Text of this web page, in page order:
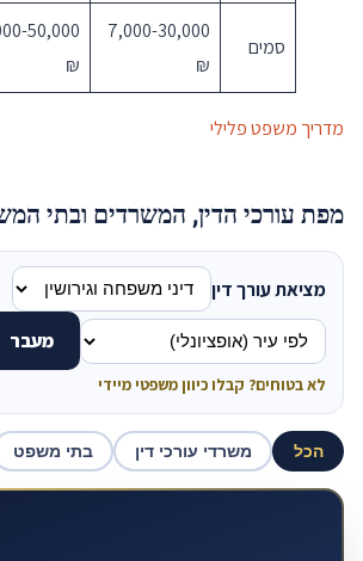
סמים
7,000-30,000
₪
50,000
₪
מדריך משפט פלילי
מפת עורכי הדין, המשרדים ובתי
מציאת עורך דין
מעבר
לא בטוחים? קבלו כיוון משפטי מיידי
הכל משרדי עורכי דין בתי משפט